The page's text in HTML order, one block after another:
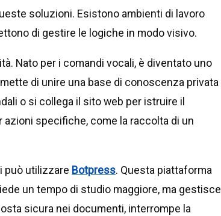
soluzioni. Esistono ambienti di lavoro
di gestire le logiche in modo visivo.
Nato per i comandi vocali, è diventato uno
di unire una base di conoscenza privata
o si collega il sito web per istruire il
specifiche, come la raccolta di un
può utilizzare Botpress. Questa piattaforma
un tempo di studio maggiore, ma gestisce
sicura nei documenti, interrompe la